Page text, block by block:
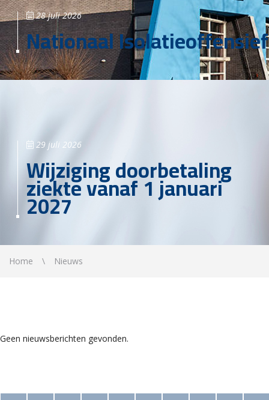
28 juli 2026
Nationaal Isolatieoffensief
29 juli 2026
Wijziging doorbetaling
ziekte vanaf 1 januari
2027
Home Nieuws
Geen nieuwsberichten gevonden.